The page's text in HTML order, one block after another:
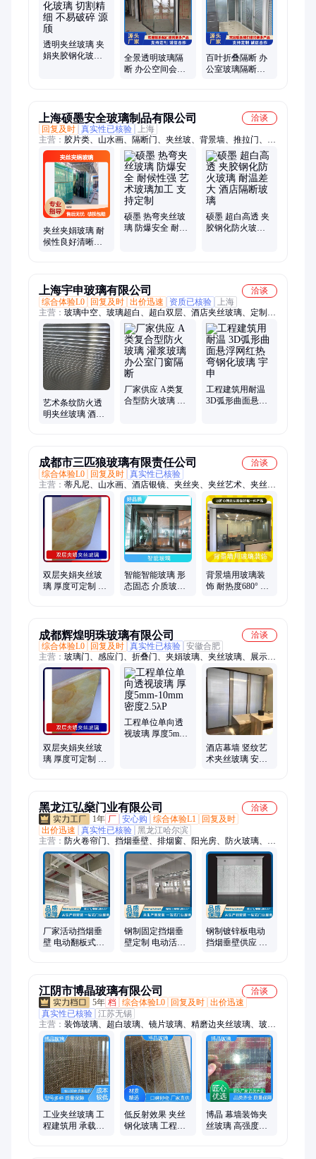
墙、热熔玻璃、固定隔断、防火玻璃、隔音隔断、玻璃隔断、室
内隔断、装饰隔断、艺术玻璃、防火防盗
透明夹丝玻璃 夹
娟夹胶钢化玻璃
全景透明玻璃隔
断 办公空间会议
百叶折叠隔断 办
公室玻璃隔断墙
上海硕墨安全玻璃制品有限公司
洽谈
回复及时 真实性已核验
上海
主营： 胶片类、山水画、隔断门、夹丝玻、背景墙、推拉门、炫
彩玻璃、屏风移门、夹胶玻璃、夹绢玻璃、幕墙门窗、卫浴屏
风、雾化玻璃、防火隔断、防爆玻璃、办公隔断、楼梯门窗、艺
术隔断、电控玻璃、隔断幕墙、喷绘玻璃、夹胶工艺、热弯玻
璃、钢化玻璃、玻璃定做
夹丝夹娟玻璃 耐
候性良好清晰光
硕墨 热弯夹丝玻
璃 防爆安全 耐候
硕墨 超白高透 夹
胶钢化防火玻璃
上海宇申玻璃有限公司
洽谈
综合体验L0
回复及时 出价迅速 资质已核验
上海
主营： 玻璃中空、玻璃超白、超白双层、酒店夹丝玻璃、定制超
白、淋浴房玻璃
艺术条纹防火透
明夹丝玻璃 酒店
厂家供应 A类复
合型防火玻璃 灌
工程建筑用耐温
3D弧形曲面悬浮
成都市三匹狼玻璃有限责任公司
洽谈
综合体验L0
回复及时 真实性已核验
主营： 蒂凡尼、山水画、酒店银镜、夹丝夹、夹丝艺术、夹丝玻
璃、夹胶夹娟、酒店夹丝、压花玻璃、打印玻璃、镜子磨砂、玻
璃夹胶、镜子喷砂、隔断屏风、艺术玻璃、ktv艺术镜、热熔玻
璃、雕刻玻璃、玻璃雕塑、彩釉玻璃、景观隔断、彩印玻璃、磨
砂玻璃、隔断玻璃、水墨画玻璃
双层夹娟夹丝玻
璃 厚度可定制 熔
智能智能玻璃 形
态固态 介质玻璃
背景墙用玻璃装
饰 耐热度680° 熔
成都辉煌明珠玻璃有限公司
洽谈
综合体验L0
回复及时 真实性已核验 安徽合肥
主营： 玻璃门、感应门、折叠门、夹娟玻璃、夹丝玻璃、展示
板、地砖灯、小灯芯、山水画、深渊灯、背景墙、艺术镜、广告
牌、太阳膜、夜场镜子、玻璃楼梯、隔音屏风、炫彩玻璃、彩色
玻璃、夹胶玻璃、打印玻璃、门窗定制、定制花格、隔断玻璃、
长虹玻璃
双层夹娟夹丝玻
璃 厚度可定制 熔
工程单位单向透
视玻璃 厚度5mm-
酒店幕墙 竖纹艺
术夹丝玻璃 安全
黑龙江弘燊门业有限公司
洽谈
1年 厂 安心购 综合体验L1
回复及时
出价迅速
真实性已核验 黑龙江哈尔滨
主营： 防火卷帘门、挡烟垂壁、排烟窗、阳光房、防火玻璃、快
速门、折叠式防火门、猪舍门
厂家活动挡烟垂
壁 电动翻板式防
钢制固定挡烟垂
壁定制 电动活动
钢制镀锌板电动
挡烟垂壁供应 防
江阴市博晶玻璃有限公司
洽谈
5年 档 综合体验L0 回复及时 出价迅速
真实性已核验 江苏无锡
主营： 装饰玻璃、超白玻璃、镜片玻璃、精磨边夹丝玻璃、玻璃
面板、夹胶建筑玻璃
工业夹丝玻璃 工
程建筑用 承载能
低反射效果 夹丝
钢化玻璃 工程建
博晶 幕墙装饰夹
丝玻璃 高强度抗